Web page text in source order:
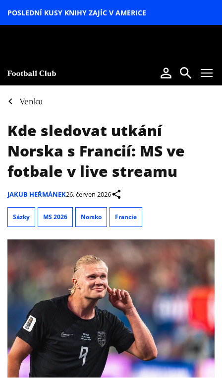
POSLEDNÍ KUSY KNIHY ZAJÍC V AMERICE
Venku
Kde sledovat utkání
Norska s Francií: MS ve
fotbale v live streamu
JAKUB HEŘMÁNEK26. červen 2026
Sázky MS 2026 Norsko Francie